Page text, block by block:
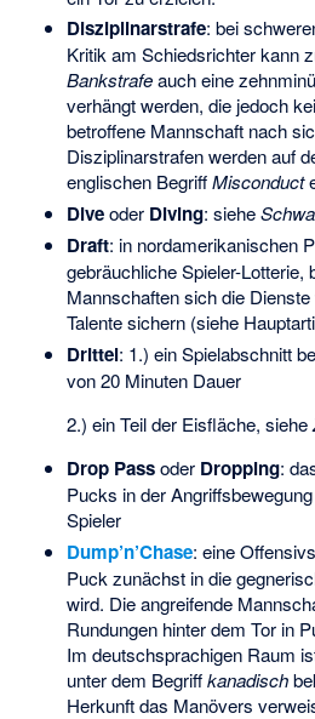
Disziplinarstrafe: bei
Kritik am Schiedsrichter kann
Bankstrafeauch eine
verhängt werden, die jedoch
betroffene Mannschaft nach
Disziplinarstrafen werden auf
englischen BegriffMisconduct
Diveoder Diving: siehe
Draft: in nordamerikanischen
gebräuchliche Spieler-Lotterie,
Mannschaften sich die
Talente sichern (siehe
Drittel: 1.) ein Spielabschnitt
von 20 Minuten Dauer
2.) ein Teil der Eisfläche, siehe
Drop Passoder Dropping:
Pucks in der
Spieler
Dump’n’Chase: eine
Puck zunächst in die
wird. Die angreifende
Rundungen hinter dem Tor in
Im deutschsprachigen Raum
unter dem Begriffkanadisch
Herkunft das Manövers